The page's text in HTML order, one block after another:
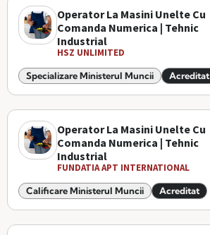
Operator La Masini Unelte Cu
Comanda Numerica | Tehnic
Industrial
HSZ UNLIMITED
Specializare Ministerul Muncii Acreditat
Operator La Masini Unelte Cu
Comanda Numerica | Tehnic
Industrial
FUNDATIA APT INTERNATIONAL
Calificare Ministerul Muncii Acreditat